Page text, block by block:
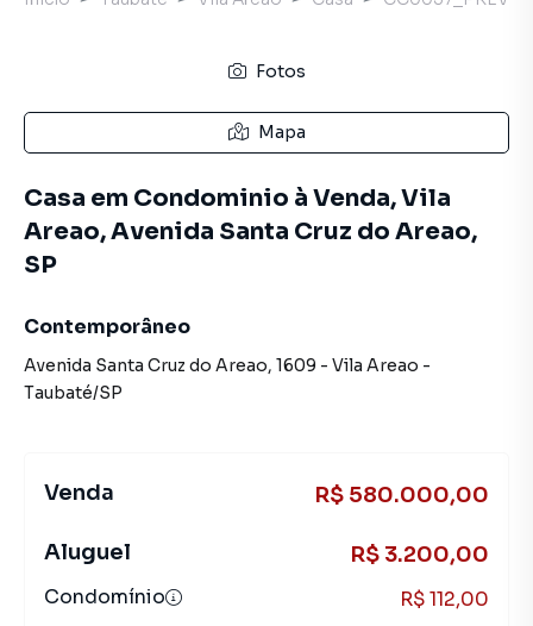
Fotos
Mapa
Casa em Condominio à Venda, Vila
Areao, Avenida Santa Cruz do Areao,
SP
Contemporâneo
Avenida Santa Cruz do Areao, 1609 - Vila Areao -
Taubaté/SP
Venda R$ 580.000,00
Aluguel R$ 3.200,00
Condomínio
R$ 112,00